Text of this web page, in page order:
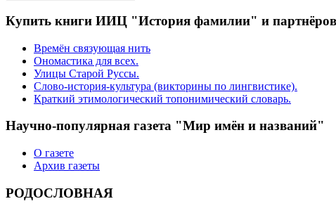
Купить книги ИИЦ "История фамилии" и партнёров
Времён связующая нить
Ономастика для всех.
Улицы Старой Руссы.
Слово-история-культура (викторины по лингвистике).
Краткий этимологический топонимический словарь.
Научно-популярная газета "Мир имён и названий"
О газете
Архив газеты
РОДОСЛОВНАЯ